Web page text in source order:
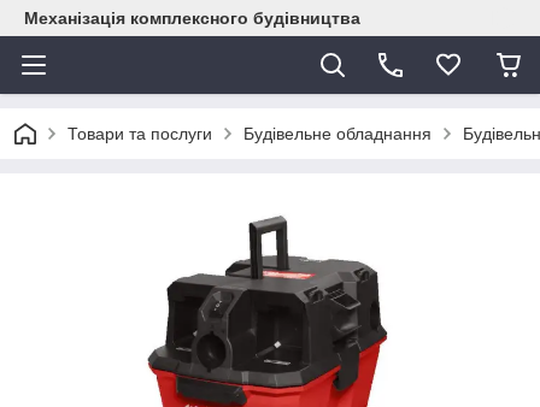
Механізація комплексного будівництва
Товари та послуги Будівельне обладнання